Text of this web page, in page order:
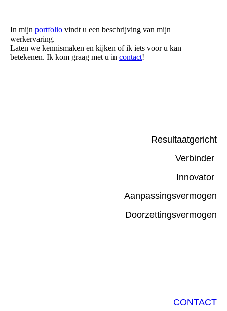
In mijn portfolio vindt u een beschrijving van mijn
werkervaring.
Laten we kennismaken en kijken of ik iets voor u kan
betekenen. Ik kom graag met u in contact!
Resultaatgericht
Verbinder
Innovator
Aanpassingsvermogen
Doorzettingsvermogen
CONTACT